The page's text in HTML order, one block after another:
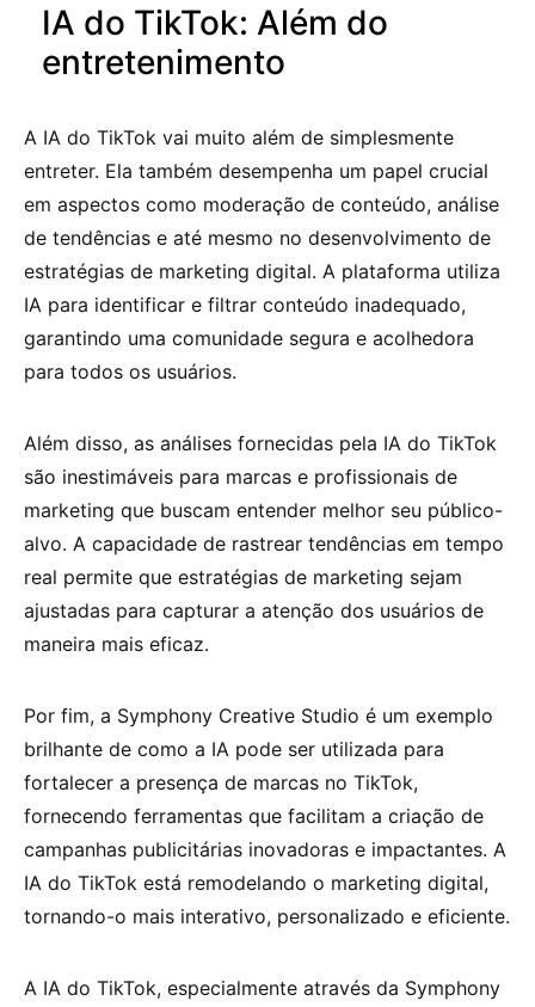
IA do TikTok: Além do
entretenimento
A IA do TikTok vai muito além de simplesmente
entreter. Ela também desempenha um papel crucial
em aspectos como moderação de conteúdo, análise
de tendências e até mesmo no desenvolvimento de
estratégias de marketing digital. A plataforma utiliza
IA para identificar e filtrar conteúdo inadequado,
garantindo uma comunidade segura e acolhedora
para todos os usuários.
Além disso, as análises fornecidas pela IA do TikTok
são inestimáveis para marcas e profissionais de
marketing que buscam entender melhor seu público-
alvo. A capacidade de rastrear tendências em tempo
real permite que estratégias de marketing sejam
ajustadas para capturar a atenção dos usuários de
maneira mais eficaz.
Por fim, a Symphony Creative Studio é um exemplo
brilhante de como a IA pode ser utilizada para
fortalecer a presença de marcas no TikTok,
fornecendo ferramentas que facilitam a criação de
campanhas publicitárias inovadoras e impactantes. A
IA do TikTok está remodelando o marketing digital,
tornando-o mais interativo, personalizado e eficiente.
A IA do TikTok, especialmente através da Symphony